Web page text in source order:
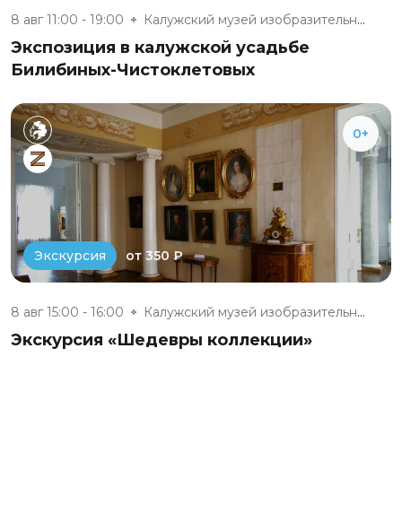
8 авг 11:00 - 19:00 Калужский музей изобразительны...
Экспозиция в калужской усадьбе
Билибиных-Чистоклетовых
0+
Экскурсия от 350 ₽
8 авг 15:00 - 16:00 Калужский музей изобразительны...
Экскурсия «Шедевры коллекции»